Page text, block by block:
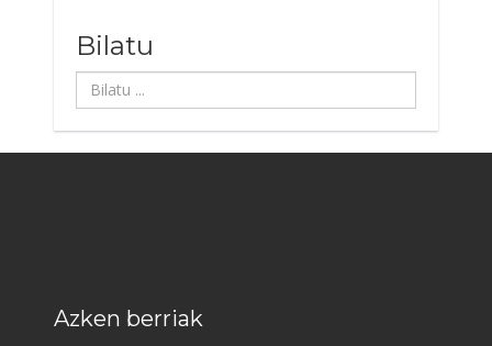
Bilatu
Bilatu
...
Azken berriak